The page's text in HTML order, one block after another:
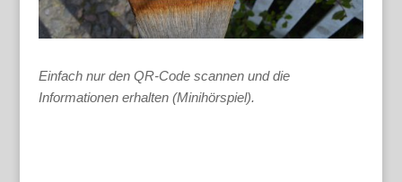
Einfach nur den QR-Code scannen und die
Informationen erhalten (Minihörspiel).